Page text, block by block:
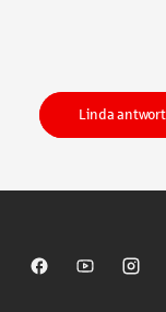
Linda
Sparkasse auf
Sparkasse